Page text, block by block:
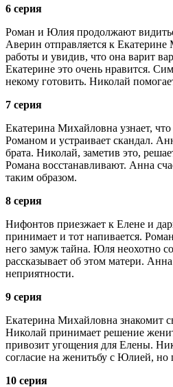
6 серия
Роман и Юлия продолжают
Аверин отправляется к
работы и увидив, что она варит
Екатерине это очень нравится.
некому готовить. Николай
7 серия
Екатерина Михайловна узнает,
Романом и устраивает скандал.
брата. Николай, заметив это,
Романа восстанавливают. Анна
таким образом.
8 серия
Нифонтов приезжает к Елене и
принимает и тот напивается.
него замуж тайна. Юля неохотно
рассказывает об этом матери.
неприятности.
9 серия
Екатерина Михайловна знакомит
Николай принимает решение
привозит угощения для Елены.
согласие на женитьбу с Юлией, но
10 серия